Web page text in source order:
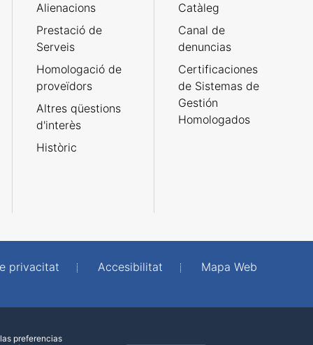
Alienacions
Prestació de
Serveis
Homologació de
proveïdors
Altres qüestions
d'interès
Històric
Catàleg
Canal de
denuncias
Certificaciones
de Sistemas de
Gestión
Homologados
privacitat Accesibilitat
Mapa Web
preferencias